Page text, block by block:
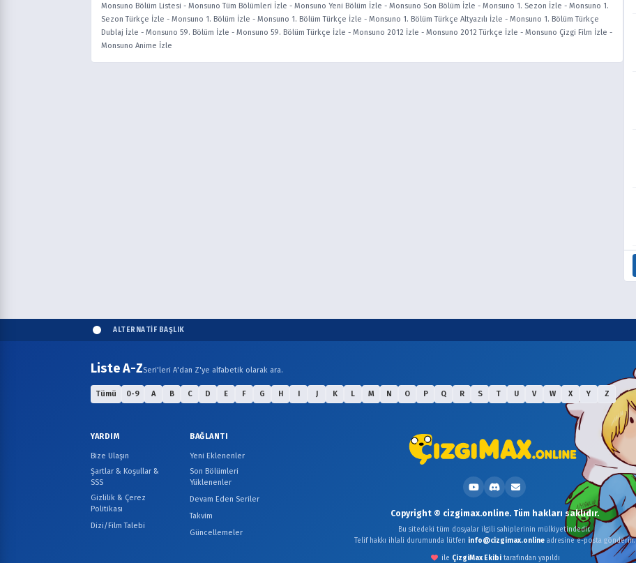
Monsuno Bölüm Listesi - Monsuno Tüm Bölümleri İzle - Monsuno Yeni Bölüm İzle - Monsuno Son Bölüm İzle - Monsuno 1. Sezon İzle - Monsuno 1.
Sezon Türkçe İzle - Monsuno 1. Bölüm İzle - Monsuno 1. Bölüm Türkçe İzle - Monsuno 1. Bölüm Türkçe Altyazılı İzle - Monsuno 1. Bölüm Türkçe
Dublaj İzle - Monsuno 59. Bölüm İzle - Monsuno 59. Bölüm Türkçe İzle - Monsuno 2012 İzle - Monsuno 2012 Türkçe İzle - Monsuno Çizgi Film İzle -
Monsuno Anime İzle
ALTERNATİF BAŞLIK
Liste A-ZSeri'leri A'dan Z'ye alfabetik olarak ara.
Tümü 0-9 A B C D E F G H I J K L M N O P Q R S T U V W X Y Z
YARDIM
Bize Ulaşın
Şartlar & Koşullar &
SSS
Gizlilik & Çerez
Politikası
Dizi/Film Talebi
BAĞLANTI
Yeni Eklenenler
Son Bölümleri
Yüklenenler
Devam Eden Seriler
Takvim
Güncellemeler
Copyright © cizgimax.online. Tüm hakları saklıdır.
Bu sitedeki tüm dosyalar ilgili sahiplerinin mülkiyetindedir.
Telif hakkı ihlali durumunda lütfen info@cizgimax.onlineadresine e-posta gönderin.
ile ÇizgiMax Ekibitarafından yapıldı